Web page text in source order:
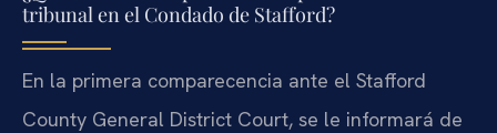
tribunal en el Condado de Stafford?
En la primera comparecencia ante el Stafford
County General District Court, se le informará de